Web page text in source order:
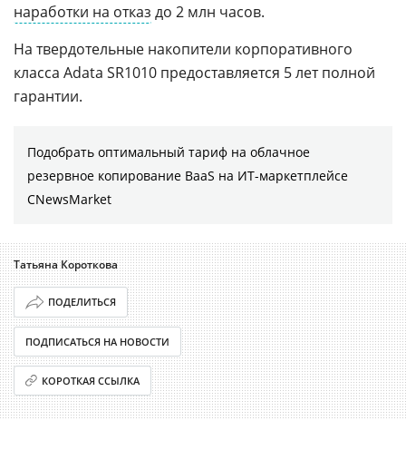
наработки на отказ до 2 млн часов.
На твердотельные накопители корпоративного
класса Adata SR1010 предоставляется 5 лет полной
гарантии.
Подобрать оптимальный тариф на облачное
резервное копирование BaaS на ИТ-маркетплейсе
CNewsMarket
Татьяна Короткова
ПОДЕЛИТЬСЯ
ПОДПИСАТЬСЯ НА НОВОСТИ
КОРОТКАЯ ССЫЛКА